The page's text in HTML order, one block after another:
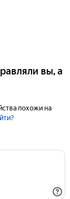
вы, а
похожи на